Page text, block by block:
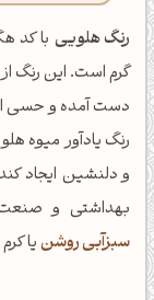
رنگ هلویی
گرم است. این رنگ
دست آمده و حسی
رنگ یادآور میوه
و دلنشین ایجاد
بهداشتی و
سبزآبی روشنیا